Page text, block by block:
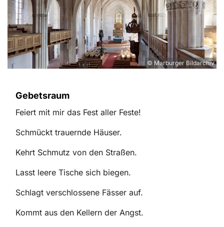
© Marburger Bildarchiv
Gebetsraum
Feiert mit mir das Fest aller Feste!
Schmückt trauernde Häuser.
Kehrt Schmutz von den Straßen.
Lasst leere Tische sich biegen.
Schlagt verschlossene Fässer auf.
Kommt aus den Kellern der Angst.